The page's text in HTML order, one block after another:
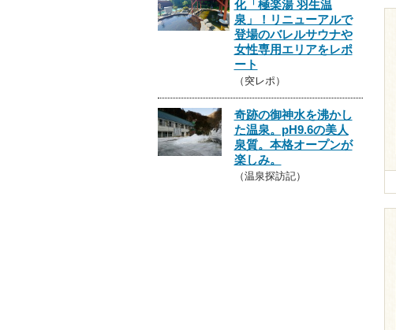
化「極楽湯 羽生温
泉」！リニューアルで
登場のバレルサウナや
女性専用エリアをレポ
ート
（突レポ）
奇跡の御神水を沸かし
た温泉。pH9.6の美人
泉質。本格オープンが
楽しみ。
（温泉探訪記）